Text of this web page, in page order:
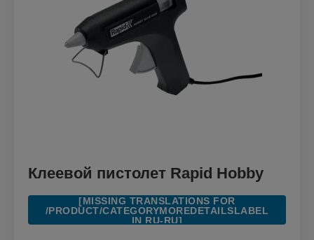
Клеевой пистолет Rapid Hobby
[MISSING TRANSLATIONS FOR
/PRODUCT/CATEGORYMOREDETAILSLABEL
IN RU-RU]